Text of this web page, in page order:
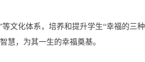
文化体系，培养和提升学生“幸福的三种
慧，为其一生的幸福奠基。